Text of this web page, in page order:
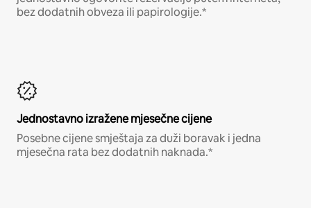
bez dodatnih obveza ili papirologije.*
Jednostavno izražene mjesečne cijene
Posebne cijene smještaja za duži boravak i jedna
mjesečna rata bez dodatnih naknada.*